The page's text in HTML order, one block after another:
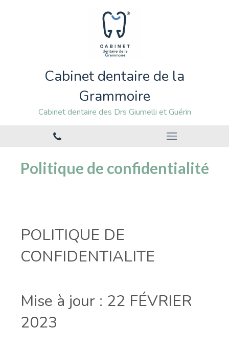
Cabinet dentaire de la
Grammoire
Cabinet dentaire des Drs Giumelli et Guérin
Politique de confidentialité
POLITIQUE DE
CONFIDENTIALITE
Mise à jour : 22 FÉVRIER
2023